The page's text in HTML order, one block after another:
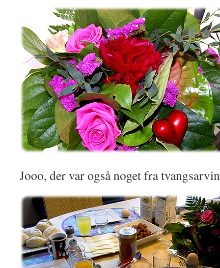
Jooo, der var også noget fra